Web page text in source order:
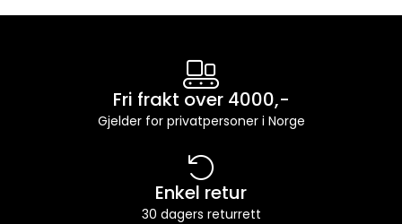
Fri frakt over 4000,-
Gjelder for privatpersoner i Norge
Enkel retur
30 dagers returrett